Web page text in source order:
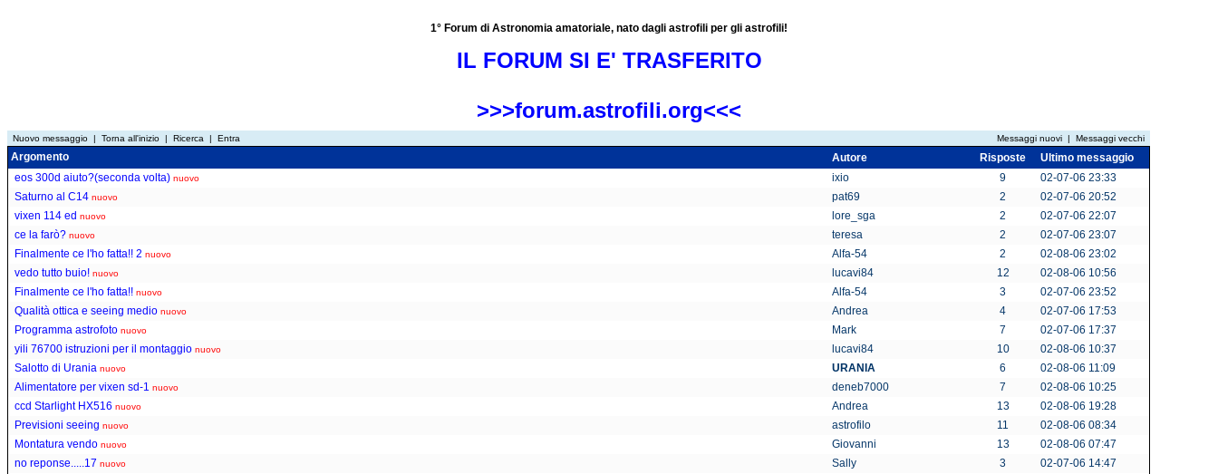
1° Forum di Astronomia amatoriale, nato dagli astrofili per gli astrofili!
IL FORUM SI E' TRASFERITO
>>>forum.astrofili.org<<<
Nuovo messaggio | Torna all'inizio | Ricerca | Entra Messaggi nuovi | Messaggi vecchi
Argomento Autore Risposte
Ultimo messaggio
eos 300d aiuto?(seconda volta) nuovo ixio 9
02-07-06 23:33
Saturno al C14 nuovo pat69 2
02-07-06 20:52
vixen 114 ed nuovo lore_sga 2
02-07-06 22:07
ce la farò? nuovo teresa 2
02-07-06 23:07
Finalmente ce l'ho fatta!! 2 nuovo Alfa-54 2
02-08-06 23:02
vedo tutto buio! nuovo lucavi84 12
02-08-06 10:56
Finalmente ce l'ho fatta!! nuovo Alfa-54 3
02-07-06 23:52
Qualità ottica e seeing medio nuovo Andrea 4
02-07-06 17:53
Programma astrofoto nuovo Mark 7
02-07-06 17:37
yili 76700 istruzioni per il montaggio nuovo lucavi84 10
02-08-06 10:37
Salotto di Urania nuovo URANIA 6
02-08-06 11:09
Alimentatore per vixen sd-1 nuovo deneb7000 7
02-08-06 10:25
ccd Starlight HX516 nuovo Andrea 13
02-08-06 19:28
Previsioni seeing nuovo astrofilo 11
02-08-06 08:34
Montatura vendo nuovo Giovanni 13
02-08-06 07:47
no reponse.....17 nuovo Sally 3
02-07-06 14:47